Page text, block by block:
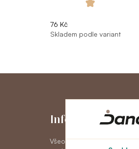
76 Kč
Skladem podle variant
Informace
Všeobecné obchodní